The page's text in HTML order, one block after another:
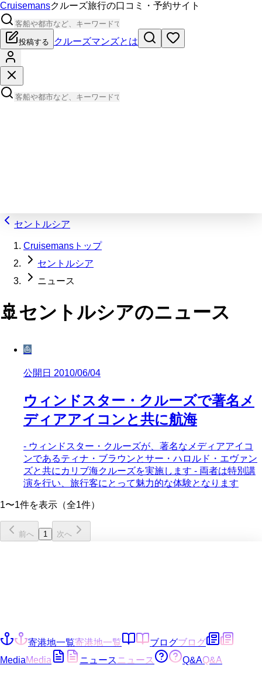
Cruisemansクルーズ旅行の口コミ・予約サイト
投稿する クルーズマンズとは
セントルシア
Cruisemansトップ
セントルシア
ニュース
🚢セントルシアのニュース
⛵
公開日 2010/06/04
ウィンドスター・クルーズで著名メ
ディアアイコンと共に航海
- ウィンドスター・クルーズが、著名なメディアアイコ
ンであるティナ・ブラウンとサー・ハロルド・エヴァン
ズと共にカリブ海クルーズを実施します - 両者は特別講
演を行い、旅行客にとって魅力的な体験となります
1〜1件を表示（全1件）
前へ 1 次へ
寄港地一覧寄港地一覧 ブログブログ
MediaMedia ニュース ニュース Q&AQ&A